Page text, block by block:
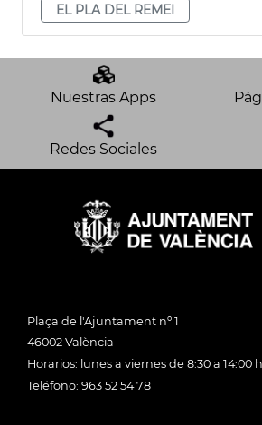
EL PLA DEL REMEI
Nuestras Apps
Redes Sociales
Plaça de l'Ajuntament nº 1
46002 València
Horarios: lunes a viernes de 8:30 a 14:00
Teléfono: 963 52 54 78